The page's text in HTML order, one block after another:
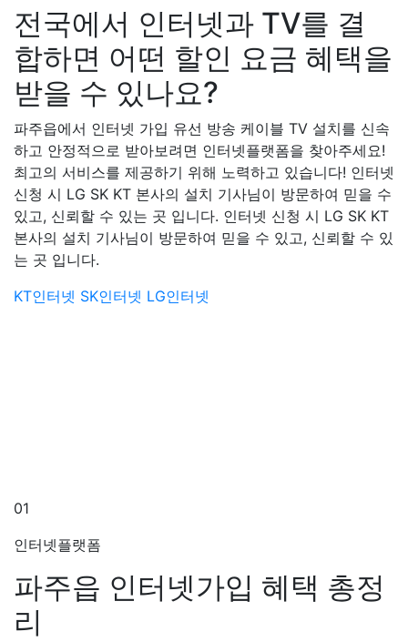
전국에서 인터넷과 TV를 결
합하면 어떤 할인 요금 혜택을
받을 수 있나요?
파주읍에서 인터넷 가입 유선 방송 케이블 TV 설치를 신속
하고 안정적으로 받아보려면 인터넷플랫폼을 찾아주세요!
최고의 서비스를 제공하기 위해 노력하고 있습니다! 인터넷
신청 시 LG SK KT 본사의 설치 기사님이 방문하여 믿을 수
있고, 신뢰할 수 있는 곳 입니다. 인터넷 신청 시 LG SK KT
본사의 설치 기사님이 방문하여 믿을 수 있고, 신뢰할 수 있
는 곳 입니다.
KT인터넷 SK인터넷 LG인터넷
01
인터넷플랫폼
파주읍 인터넷가입 혜택 총정
리